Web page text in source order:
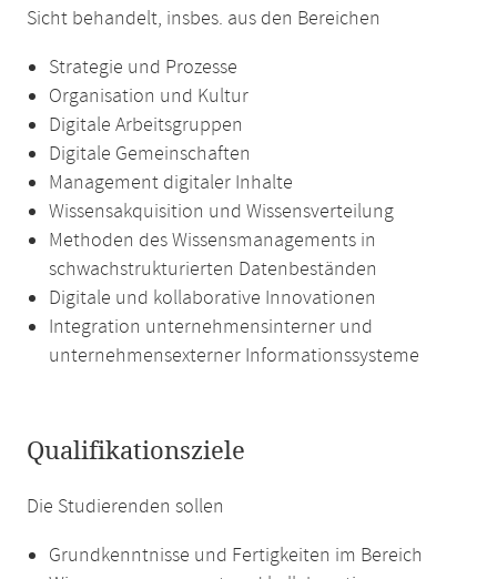
Sicht behandelt, insbes. aus den Bereichen
Strategie und Prozesse
Organisation und Kultur
Digitale Arbeitsgruppen
Digitale Gemeinschaften
Management digitaler Inhalte
Wissensakquisition und Wissensverteilung
Methoden des Wissensmanagements in
schwachstrukturierten Datenbeständen
Digitale und kollaborative Innovationen
Integration unternehmensinterner und
unternehmensexterner Informationssysteme
Qualifikationsziele
Die Studierenden sollen
Grundkenntnisse und Fertigkeiten im Bereich